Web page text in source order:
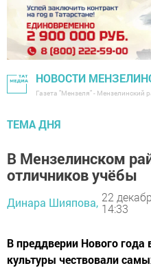
НОВОСТИ
Газета "Мензеля" - Мензелинский
ТЕМА ДНЯ
В Мензелинском
отличников учёбы
Динара Шияпова, 22
14:33
В преддверии Нового
культуры чествовали